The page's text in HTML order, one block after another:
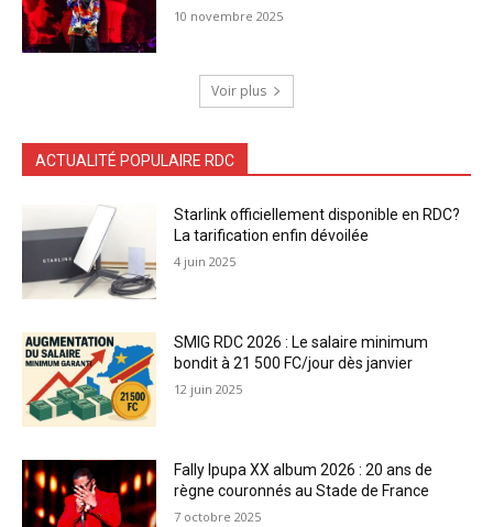
10 novembre 2025
Voir plus
ACTUALITÉ POPULAIRE RDC
Starlink officiellement disponible en RDC?
La tarification enfin dévoilée
4 juin 2025
SMIG RDC 2026 : Le salaire minimum
bondit à 21 500 FC/jour dès janvier
12 juin 2025
Fally Ipupa XX album 2026 : 20 ans de
règne couronnés au Stade de France
7 octobre 2025